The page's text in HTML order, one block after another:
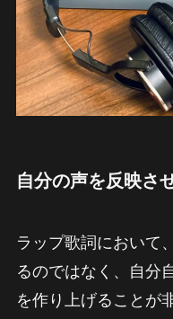
自分の声を反映さ
ラップ歌詞において
るのではなく、自分
を作り上げることが